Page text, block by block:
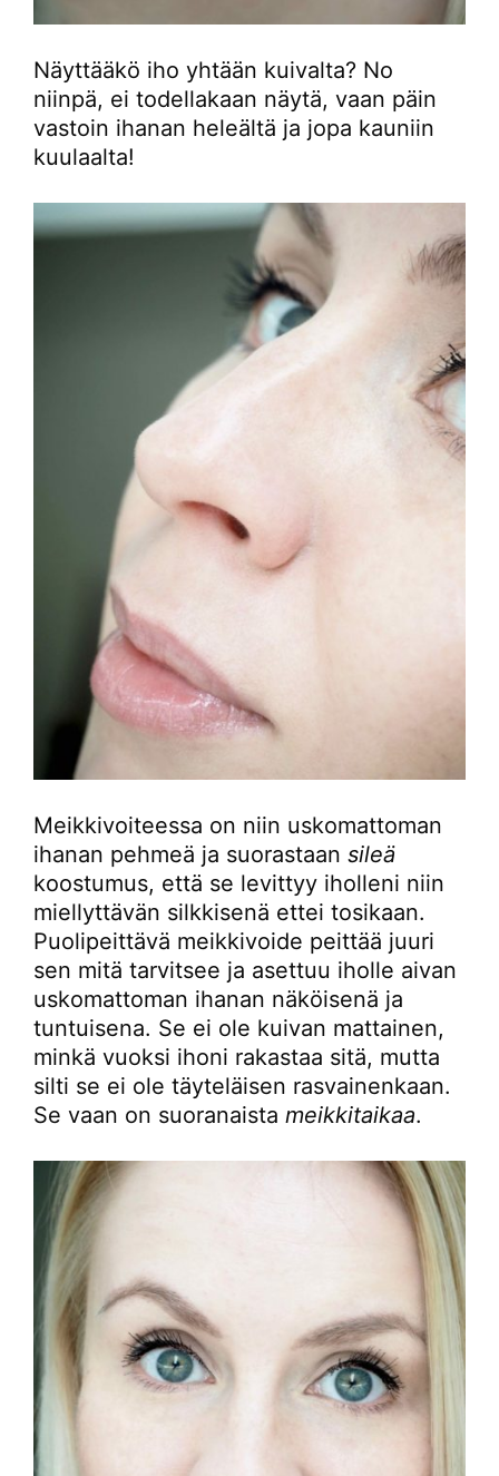
Näyttääkö iho yhtään kuivalta? No
niinpä, ei todellakaan näytä, vaan päin
vastoin ihanan heleältä ja jopa kauniin
kuulaalta!
Meikkivoiteessa on niin uskomattoman
ihanan pehmeä ja suorastaan sileä
koostumus, että se levittyy iholleni niin
miellyttävän silkkisenä ettei tosikaan.
Puolipeittävä meikkivoide peittää juuri
sen mitä tarvitsee ja asettuu iholle aivan
uskomattoman ihanan näköisenä ja
tuntuisena. Se ei ole kuivan mattainen,
minkä vuoksi ihoni rakastaa sitä, mutta
silti se ei ole täyteläisen rasvainenkaan.
Se vaan on suoranaista meikkitaikaa.